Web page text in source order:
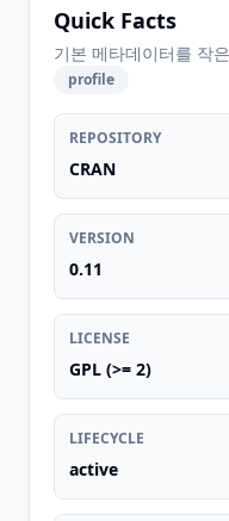
Quick Facts
기본 메타데이터를 작
profile
REPOSITORY
CRAN
VERSION
0.11
LICENSE
GPL (>= 2)
LIFECYCLE
active